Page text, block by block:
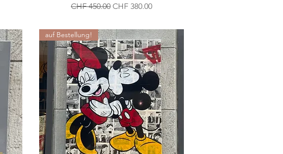
Standardpreis
CHF 450.00 Sale-Preis
CHF 380.00
auf Bestellung!